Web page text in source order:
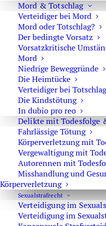
Mord & Totschlag
Verteidiger bei Mord
Mord oder Totschlag?
Der bedingte Vorsatz
Vorsatzkritische
Mord
Niedrige Beweggründe
Die Heimtücke
Verteidiger bei Totschlag
Die Kindstötung
In dubio pro reo
Delikte mit Todesfolge
Fahrlässige Tötung
Körperverletzung mit
Vergewaltigung mit
Autorennen mit
Misshandlung und
Körperverletzung
Sexual­strafrecht
Verteidigung im
Verteidigung im
E-Mail:
Hilfe im Notfall
Sie können sich im
wenden. Bitte wählen Sie:
Typische Notfälle sind:
Untersuchungshaft oder